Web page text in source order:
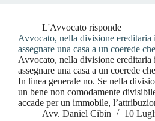
L'Avvocato risponde
Avvocato, nella divisione
assegnare una casa a un coerede
Avvocato, nella divisione
assegnare una casa a un coerede
In linea generale no. Se nella
un bene non comodamente
accade per un immobile,
Avv. Daniel Cibin
10